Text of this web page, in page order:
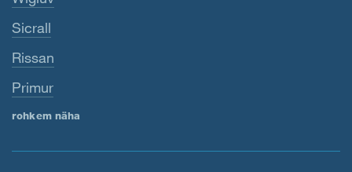
Sicrall
Rissan
Primur
rohkem näha